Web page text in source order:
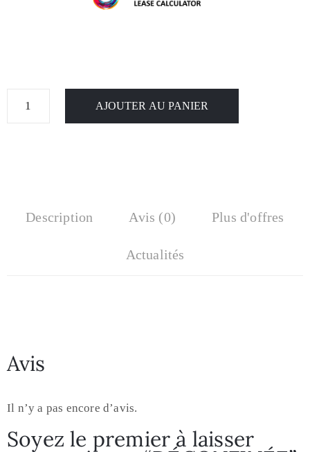
AJOUTER AU PANIER
Description Avis (0) Plus d'offres
Actualités
Avis
Il n’y a pas encore d’avis.
Soyez le premier à laisser